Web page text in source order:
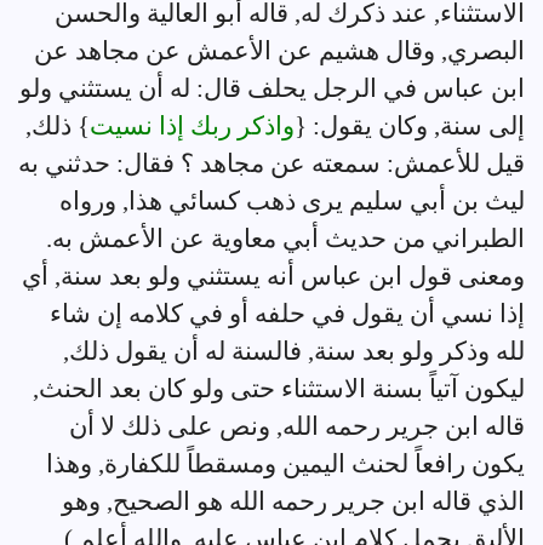
الاستثناء, عند ذكرك له, قاله أبو العالية والحسن
البصري, وقال هشيم عن الأعمش عن مجاهد عن
ابن عباس في الرجل يحلف قال: له أن يستثني ولو
إلى سنة, وكان يقول: {واذكر ربك إذا نسيت} ذلك,
قيل للأعمش: سمعته عن مجاهد ؟ فقال: حدثني به
ليث بن أبي سليم يرى ذهب كسائي هذا, ورواه
الطبراني من حديث أبي معاوية عن الأعمش به.
ومعنى قول ابن عباس أنه يستثني ولو بعد سنة, أي
إذا نسي أن يقول في حلفه أو في كلامه إن شاء
لله وذكر ولو بعد سنة, فالسنة له أن يقول ذلك,
ليكون آتياً بسنة الاستثناء حتى ولو كان بعد الحنث,
قاله ابن جرير رحمه الله, ونص على ذلك لا أن
يكون رافعاً لحنث اليمين ومسقطاً للكفارة, وهذا
الذي قاله ابن جرير رحمه الله هو الصحيح, وهو